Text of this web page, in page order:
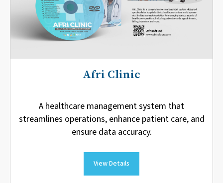
Afri Clinic
A healthcare management system that
streamlines operations, enhance patient care, and
ensure data accuracy.
View Details